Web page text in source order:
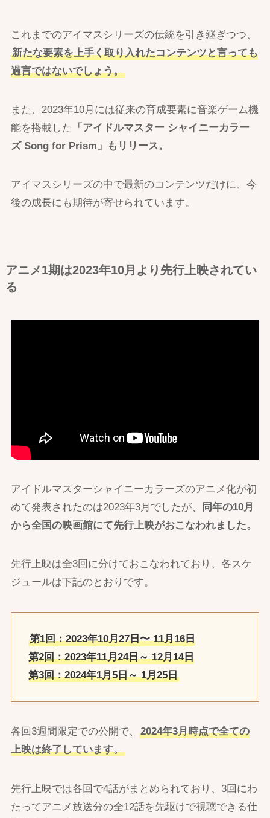
これまでのアイマスシリーズの伝統を引き継ぎつつ、
新たな要素を上手く取り入れたコンテンツと言っても
過言ではないでしょう。
また、2023年10月には従来の育成要素に音楽ゲーム機
能を搭載した
「アイドルマスター シャイニーカラー
ズ Song for Prism」もリリース。
アイマスシリーズの中で最新のコンテンツだけに、今
後の成長にも期待が寄せられています。
アニメ1期は2023年10月より先行上映されてい
る
アイドルマスターシャイニーカラーズのアニメ化が初
めて発表されたのは2023年3月でしたが、
同年の10月
から全国の映画館にて先行上映がおこなわれました。
先行上映は全3回に分けておこなわれており、各スケ
ジュールは下記のとおりです。
第1回：2023年10月27日〜 11月16日
第2回：2023年11月24日～ 12月14日
第3回：2024年1月5日～ 1月25日
各回3週間限定での公開で、
2024年3月時点で全ての
上映は終了しています。
先行上映では各回で4話がまとめられており、3回にわ
たってアニメ放送分の全12話を先駆けで視聴できる仕